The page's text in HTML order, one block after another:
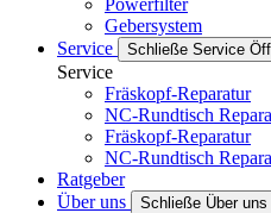
Gebersystem
Service
Schließe Service
Service
Fräskopf-Reparatur
NC-Rundtisch
Fräskopf-Reparatur
NC-Rundtisch
Ratgeber
Über uns
Schließe Über uns